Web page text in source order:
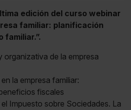
edición del curso webinar
familiar: planificación
familiar.”.
organizativa de la empresa
la empresa familiar:
fiscales
Impuesto sobre Sociedades. La